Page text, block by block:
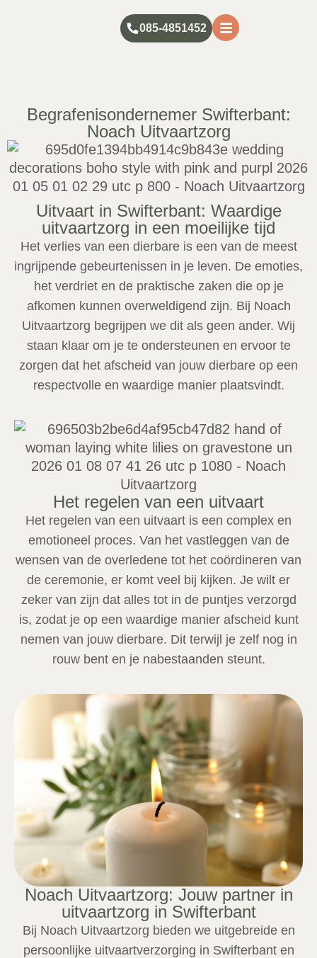
085-4851452
Begrafenisondernemer Swifterbant:
Noach Uitvaartzorg
Uitvaart in Swifterbant: Waardige
uitvaartzorg in een moeilijke tijd
Het verlies van een dierbare is een van de meest
ingrijpende gebeurtenissen in je leven. De emoties,
het verdriet en de praktische zaken die op je
afkomen kunnen overweldigend zijn. Bij Noach
Uitvaartzorg begrijpen we dit als geen ander. Wij
staan klaar om je te ondersteunen en ervoor te
zorgen dat het afscheid van jouw dierbare op een
respectvolle en waardige manier plaatsvindt.
Het regelen van een uitvaart
Het regelen van een uitvaart is een complex en
emotioneel proces. Van het vastleggen van de
wensen van de overledene tot het coördineren van
de ceremonie, er komt veel bij kijken. Je wilt er
zeker van zijn dat alles tot in de puntjes verzorgd
is, zodat je op een waardige manier afscheid kunt
nemen van jouw dierbare. Dit terwijl je zelf nog in
rouw bent en je nabestaanden steunt.
Noach Uitvaartzorg: Jouw partner in
uitvaartzorg in Swifterbant
Bij Noach Uitvaartzorg bieden we uitgebreide en
persoonlijke uitvaartverzorging in Swifterbant en